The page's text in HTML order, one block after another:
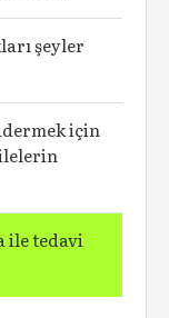
şeyler
için
ile tedavi